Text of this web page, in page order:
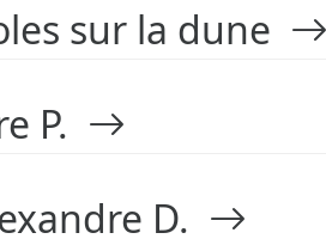
sur la dune
P.
D.